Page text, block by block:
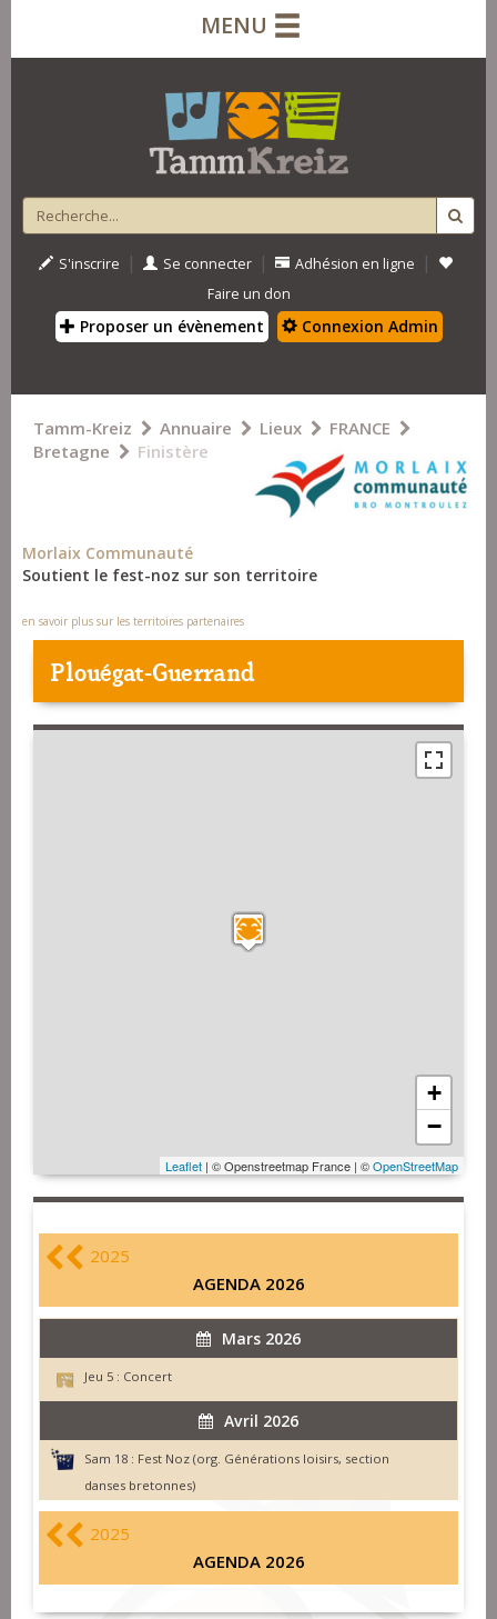
MENU
S'inscrire | Se connecter | Adhésion en ligne |
Faire un don
Proposer un évènement Connexion Admin
Tamm-Kreiz Annuaire Lieux
FRANCE
Bretagne
Finistère
Morlaix Communauté
Soutient le fest-noz sur son territoire
en savoir plus sur les territoires partenaires
Plouégat-Guerrand
+
−
Leaflet | © Openstreetmap France | ©OpenStreetMap
2025
AGENDA 2026
Mars 2026
Jeu 5 : Concert
Avril 2026
Sam 18 : Fest Noz (org. Générations loisirs, section
danses bretonnes)
2025
AGENDA 2026